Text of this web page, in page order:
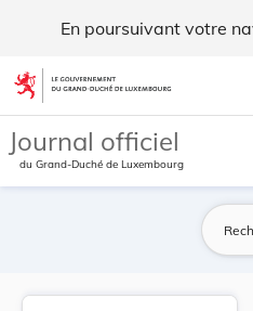
En poursuivant votre
Aller au contenu
Journal officiel
du Grand-Duché de Luxembourg